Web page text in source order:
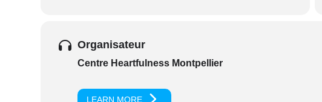
Organisateur
Centre Heartfulness Montpellier
LEARN MORE